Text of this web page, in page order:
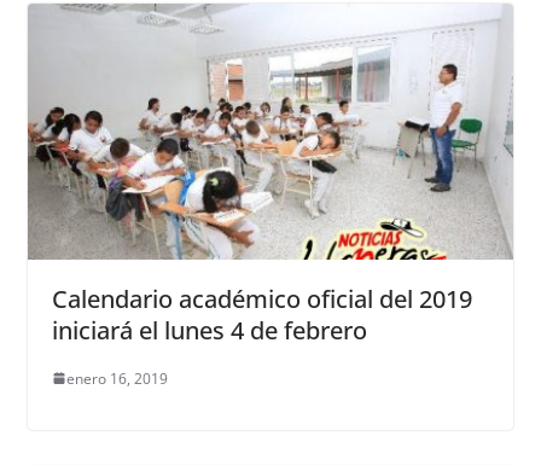
Calendario académico oficial del 2019
iniciará el lunes 4 de febrero
enero 16, 2019